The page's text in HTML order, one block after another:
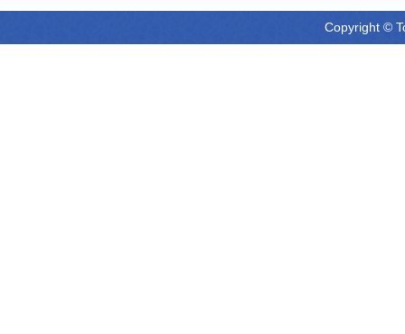
Copyright ©